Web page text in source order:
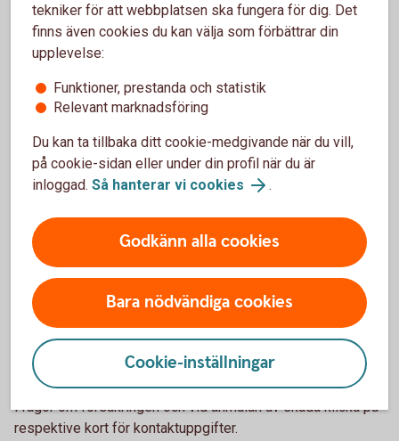
Betalkort Företag
Betala resan med Betalkort Företag
Behöver jag ytterligare försäkring?
När du är ute och reser är det viktigt med ett ordentligt
försäkringsskydd i form av exempelvis en reseförsäkring.
Om du inte har ett reseskydd i din hemförsäkring bör du
teckna en separat reseförsäkring.
Kontakta Trygg-Hansa
Frågor om försäkringen och vid anmälan av skada klicka på
respektive kort för kontaktuppgifter.
tekniker för att webbplatsen ska fungera för dig. Det
finns även cookies du kan välja som förbättrar din
upplevelse:
Funktioner, prestanda och statistik
Relevant marknadsföring
Du kan ta tillbaka ditt cookie-medgivande när du vill,
på cookie-sidan eller under din profil när du är
inloggad. Så hanterar vi cookies .
Godkänn alla cookies
Bara nödvändiga cookies
Cookie-inställningar